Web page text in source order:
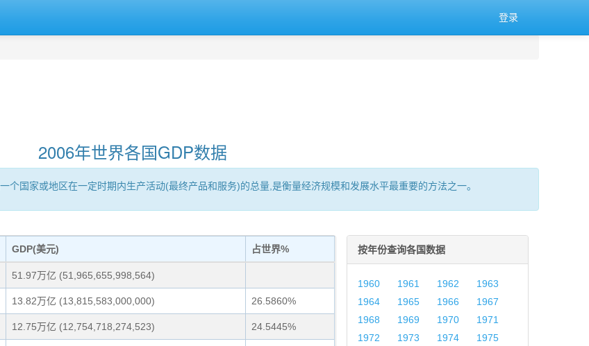
登录
2006年世界各国GDP数据
国家或地区在一定时期内生产活动(最终产品和服务)的总量,是衡量经济规模和发展水平最重要的方法之一。
GDP(美元) 占世界%
51.97万亿 (51,965,655,998,564)
13.82万亿 (13,815,583,000,000) 26.5860%
12.75万亿 (12,754,718,274,523) 24.5445%
按年份查询各国数据
1960 1961 1962
1963
1964
1965 1966
1967
1968
1969 1970
1971
1972
1973 1974
1975